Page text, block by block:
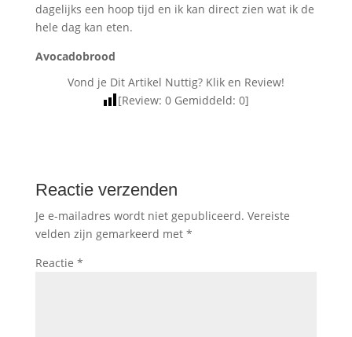
dagelijks een hoop tijd en ik kan direct zien wat ik de
hele dag kan eten.
Avocadobrood
Vond je Dit Artikel Nuttig? Klik en Review!
[Review:0 Gemiddeld:0]
Reactie verzenden
Je e-mailadres wordt niet gepubliceerd. Vereiste
velden zijn gemarkeerd met *
Reactie *